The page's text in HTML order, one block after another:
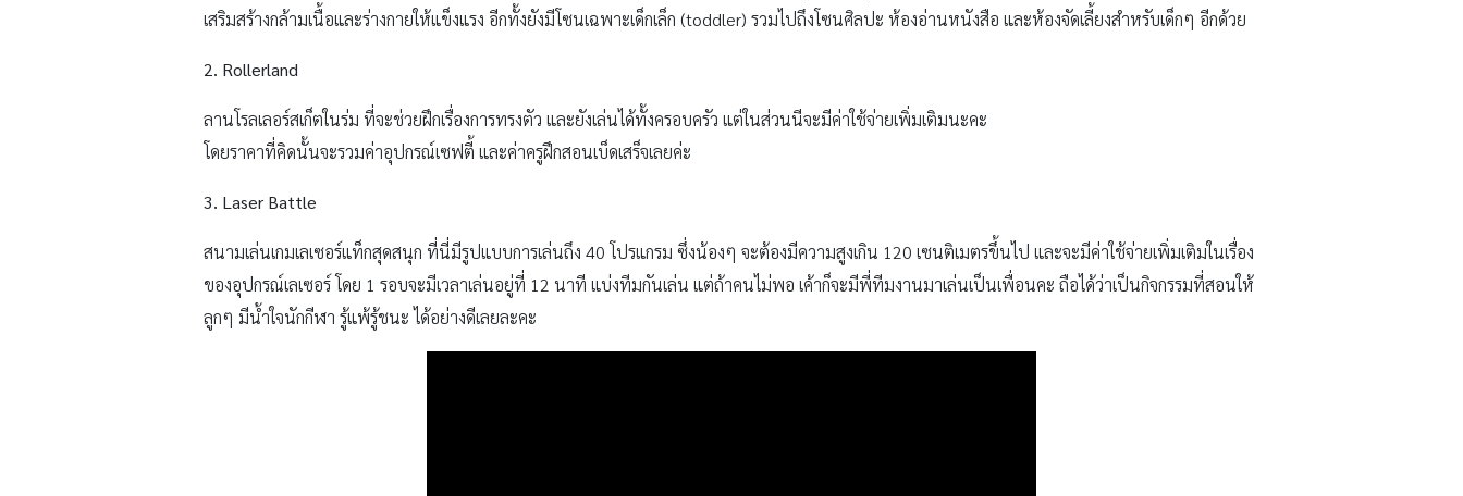
เสริมสร้างกล้ามเนื้อและร่างกายให้แข็งแรง อีกทั้งยังมีโซนเฉพาะเด็กเล็ก (toddler) รวมไปถึงโซนศิลปะ ห้องอ่านหนังสือ และห้องจัดเลี้ยงสำหรับเด็กๆ อีกด้วย
2. Rollerland
ลานโรลเลอร์สเก็ตในร่ม ที่จะช่วยฝึกเรื่องการทรงตัว และยังเล่นได้ทั้งครอบครัว แต่ในส่วนนีจะมีค่าใช้จ่ายเพิ่มเติมนะคะ
โดยราคาที่คิดนั้นจะรวมค่าอุปกรณ์เซฟตี้ และค่าครูฝึกสอนเบ็ดเสร็จเลยค่ะ
3. Laser Battle
สนามเล่นเกมเลเซอร์แท็กสุดสนุก ที่นี่มีรูปแบบการเล่นถึง 40 โปรแกรม ซึ่งน้องๆ จะต้องมีความสูงเกิน 120 เซนติเมตรขึ้นไป และจะมีค่าใช้จ่ายเพิ่มเติมในเรื่อง
ของอุปกรณ์เลเซอร์ โดย 1 รอบจะมีเวลาเล่นอยู่ที่ 12 นาที แบ่งทีมกันเล่น แต่ถ้าคนไม่พอ เค้าก็จะมีพี่ทีมงานมาเล่นเป็นเพื่อนคะ ถือได้ว่าเป็นกิจกรรมที่สอนให้
ลูกๆ มีน้ำใจนักกีฬา รู้แพ้รู้ชนะ ได้อย่างดีเลยละคะ